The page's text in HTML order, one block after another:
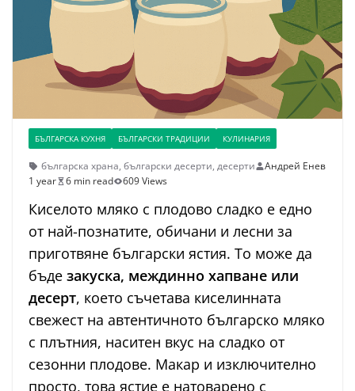
БЪЛГАРСКА КУХНЯ БЪЛГАРСКИ ТРАДИЦИИ КУЛИНАРИЯ
българска храна, български десерти, десерти
Андрей Енев
1 year
6 min read 609 Views
Киселото мляко с плодово сладко е едно
от най-познатите, обичани и лесни за
приготвяне български ястия. То може да
бъде закуска, междинно хапване или
десерт, което съчетава киселинната
свежест на автентичното българско мляко
с плътния, наситен вкус на сладко от
сезонни плодове. Макар и изключително
просто, това ястие е натоварено с